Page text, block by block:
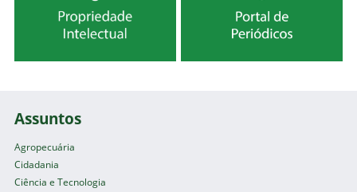
Assuntos
Agropecuária
Cidadania
Ciência e Tecnologia